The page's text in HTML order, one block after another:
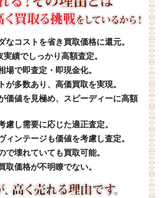
なコストを省き買取価格に還元。
績でしっかり高額査定。
場で即査定・即現金化。
が多数あり、高価買取を実現。
価値を見極め、スピーディーに高額
慮し需要に応じた適正査定。
ィンテージも価値を考慮し査定。
で壊れていても買取可能。
取価格が不明瞭でない。